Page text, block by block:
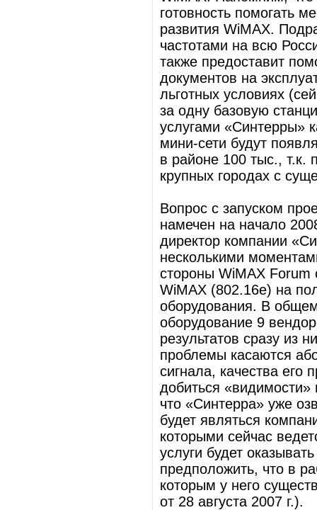
готовность помогать
развития WiMAX.
частотами на всю
также предоставит
документов на
льготных условиях
за одну базовую
услугами «Синтерры»
мини-сети будут
в районе 100 тыс., т.к.
крупных городах с
Вопрос с запуском
намечен на начало
директор компании
несколькими
стороны WiMAX Forum
WiMAX (802.16e) на
оборудования. В
оборудование 9
результатов сразу из
проблемы касаются
сигнала, качества его
добиться
что «Синтерра» уже
будет являться
которыми сейчас
услуги будет
предположить, что в
которым у него
от 28 августа 2007 г.).